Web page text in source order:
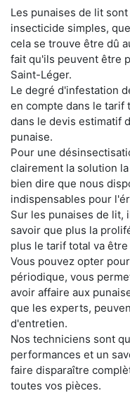
Les punaises de lit
insecticide simples,
cela se trouve être dû
fait qu'ils peuvent être
Saint-Léger.
Le degré d'infestation
en compte dans le tarif
dans le devis estimatif
punaise.
Pour une
clairement la solution
bien dire que nous
indispensables pour
Sur les punaises de lit,
savoir que plus la
plus le tarif total va
Vous pouvez opter
périodique, vous
avoir affaire aux
que les experts,
d'entretien.
Nos techniciens sont
performances et un
faire disparaître
toutes vos pièces.